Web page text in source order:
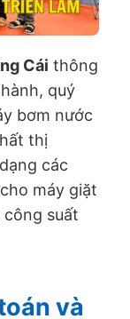
Cái thông
quý
bơm nước
thị
các
máy giặt
suất
và